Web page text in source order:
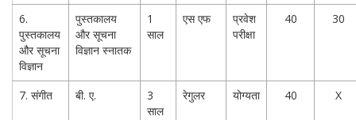
6.
पुस्तकालय
और सूचना
विज्ञान
पुस्तकालय
और सूचना
विज्ञान स्नातक
1
साल
एस एफ
प्रवेश
परीक्षा
40 30
7. संगीत बी. ए.
3
साल
रेगुलर योग्यता 40 X